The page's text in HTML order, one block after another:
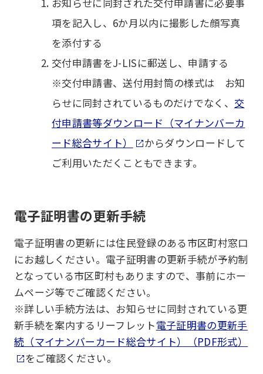
項を記入し、6か月以内に撮影した顔写真
を添付する
交付申請書をJ-LISに郵送し、申請する
※交付申請書、送付用封筒の様式は お知
らせに同封されているものだけでなく、 交
付申請書等ダウンロード（マイナンバーカ
ード総合サイト）
からダウンロードして
ご利用いただくこともできます。
電子証明書の更新手続
電子証明書の更新には住民登録のある市区町村窓口
にお越しください。電子証明書の更新手続が予約制
となっている市区町村もありますので、事前にホー
ムページ等でご確認ください。
※詳しい手続方法は、お知らせに同封されている更
新手続を案内するリーフレット電子証明書の更新手
続（マイナンバーカード総合サイト）（PDF形式）
をご確認ください。